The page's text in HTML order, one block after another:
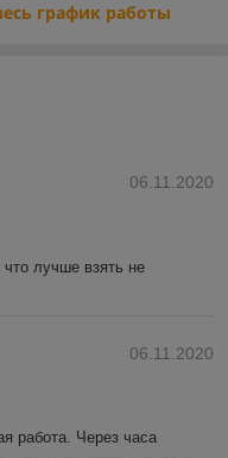
график работы
06.11.2020
лучше взять не
06.11.2020
работа. Через часа